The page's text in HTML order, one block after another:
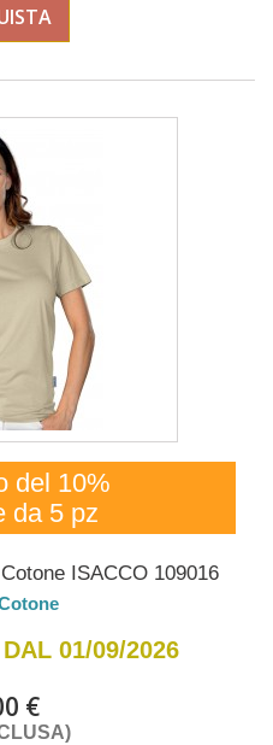
del 10%
da 5 pz
ISACCO 109016
01/09/2026
€